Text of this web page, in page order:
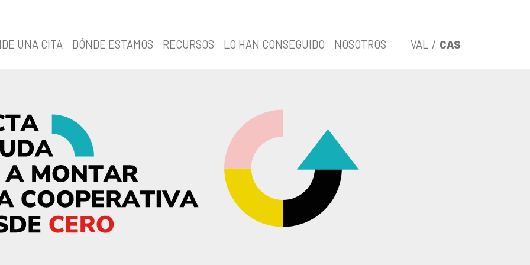
UNA CITA DÓNDE ESTAMOS RECURSOS LO HAN CONSEGUIDO NOSOTROS VAL / CAS